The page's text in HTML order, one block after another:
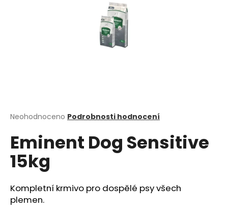
Průměrné
produktu
je
0,0
hvězdiček.
Neohodnoceno Podrobnosti hodnocení
Eminent Dog Sensitive
15kg
Kompletní krmivo pro dospělé psy všech
plemen.
?